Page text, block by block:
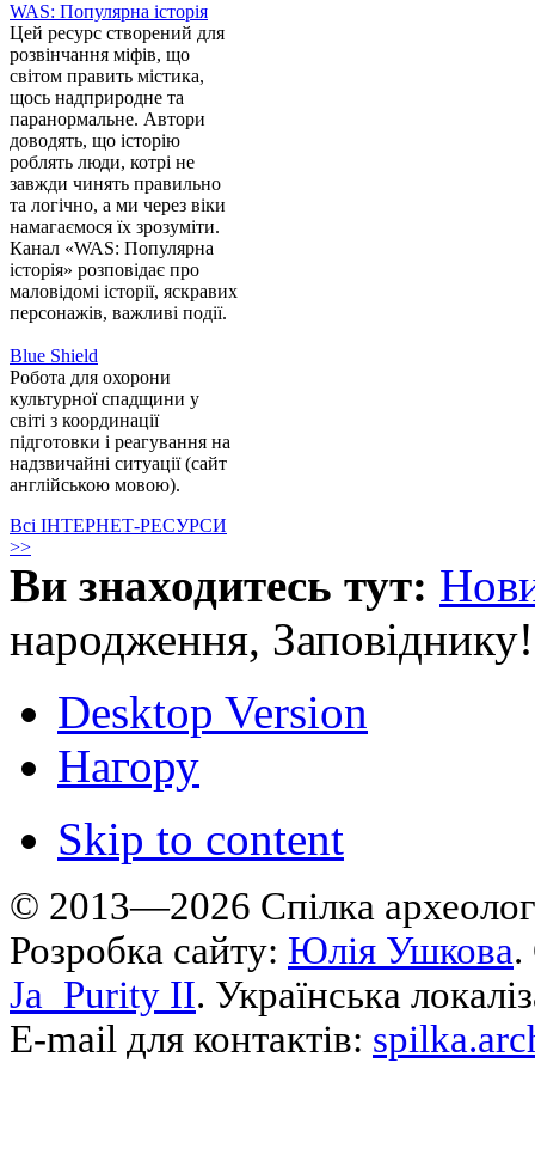
WAS: Популярна історія
Цей ресурс створений для
розвінчання міфів, що
світом править містика,
щось надприродне та
паранормальне. Автори
доводять, що історію
роблять люди, котрі не
завжди чинять правильно
та логічно, а ми через віки
намагаємося їх зрозуміти.
Канал «WAS: Популярна
історія» розповідає про
маловідомі історії, яскравих
персонажів, важливі події.
Blue Shield
Робота для охорони
культурної спадщини у
світі з координації
підготовки і реагування на
надзвичайні ситуації (сайт
англійською мовою).
Всі ІНТЕРНЕТ-РЕСУРСИ
>>
Ви знаходитесь тут:
народження, Заповіднику!
Desktop Version
Нагору
Skip to content
© 2013—2026 Cпілка
Розробка сайту: Юлія Ушкова.
Ja_Purity II. Українська
E-mail для контактів: